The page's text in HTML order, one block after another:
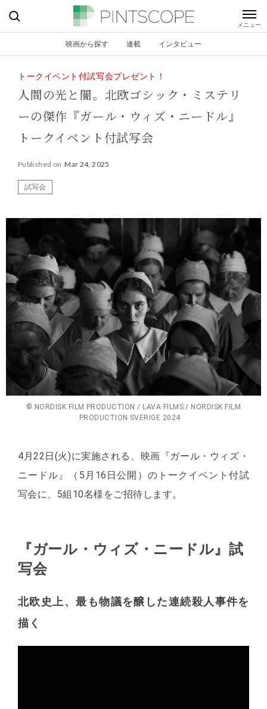
映画から探す 連載 インタビュー
トークイベント付試写会プレゼント！
人間の光と闇。北欧ゴシック・ミステリ
ーの傑作『ガール・ウィズ・ニードル』
トークイベント付試写会
Published on Mar 24, 2025
試写会
© NORDISK FILM PRODUCTION / LAVA FILMS / NORDISK FILM
PRODUCTION SVERIGE 2024
4月22日(火)に実施される、映画『ガール・ウィズ・
ニードル』（5月16日公開）のトークイベント付試
写会に、5組10名様をご招待します。
『ガール・ウィズ・ニードル』試
写会
北欧史上、最も物議を醸した連続殺人事件を
描く